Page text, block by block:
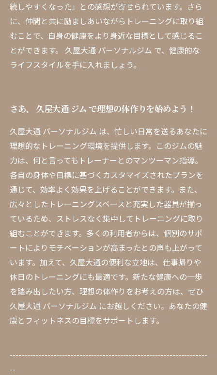
続しやすくなった」との感想が寄せられています。さら
に、仲間と共に励ましあいながらトレーニングに取り組
むことで、自身の健康をより身近な目標として感じるこ
とができます。 久屋大通 パーソナルジム で、健康的な
ライフスタイルを手に入れましょう。
さあ、 久屋大通 ジム で理想の体作りを始めよう！
久屋大通 パーソナルジム は、忙しい日常を送るあなたに
理想的なトレーニング環境を提供します。このジムの魅
力は、何と言ってもトレーナーとのマンツーマン指導。
各自の身体や目標に基づくカスタマイズされたプランを
通じて、効率よく効果を上げることができます。また、
広々としたトレーニングスペースと充実した器具が揃っ
ているため、ストレスなく集中してトレーニングに取り
組むことができます。多くの利用者からは、個別のサポ
ートによりモチベーションが高まったとの声も上がって
います。加えて、久屋大通の便利な立地は、仕事帰りや
休日のトレーニングにも最適です。新たな健康への一歩
を踏み出したい方、理想の体作りをお考えの方は、ぜひ
久屋大通 パーソナルジム にお越しください。あなたの健
康とフィットネスの目標をサポートします。
--------------------------------------------------------------------
--